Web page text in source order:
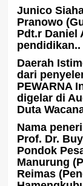
Junico
Pranowo
Pdt.r Daniel
pendidikan..
Daerah
dari
PEWARNA
digelar di
Duta
Nama
Prof. Dr.
Pondok
Manurung
Reimas